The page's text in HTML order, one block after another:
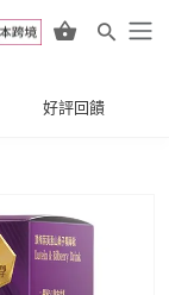
好評回饋